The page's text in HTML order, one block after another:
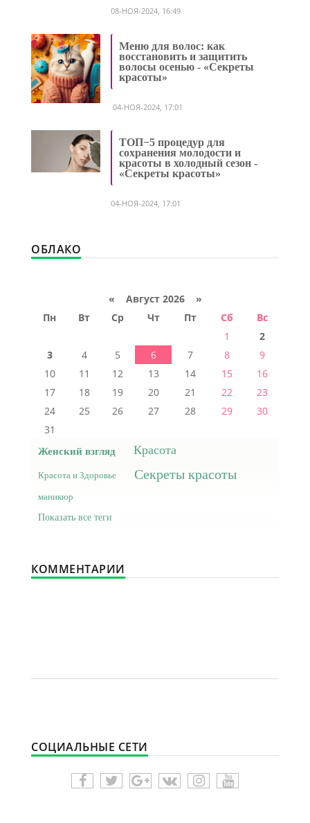
08-НОЯ-2024, 16:49
Меню для волос: как
восстановить и защитить
волосы осенью - «Секреты
красоты»
04-НОЯ-2024, 17:01
ТОП−5 процедур для
сохранения молодости и
красоты в холодный сезон -
«Секреты красоты»
04-НОЯ-2024, 17:01
ОБЛАКО
« Август 2026 »
Пн
Вт Ср Чт Пт Сб
Вс
1
2
3
4 5 6 7 8
9
10
11 12 13 14 15
16
17
18 19 20 21 22
23
24
25 26 27 28 29
30
31
Женский взгляд Красота
Красота и Здоровье Секреты красоты
маникюр
Показать все теги
КОММЕНТАРИИ
СОЦИАЛЬНЫЕ СЕТИ